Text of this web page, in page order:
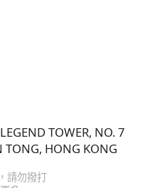
TOWER, NO. 7
TONG, HONG KONG
請勿撥打